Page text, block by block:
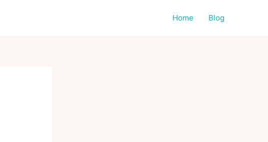
Home Blog